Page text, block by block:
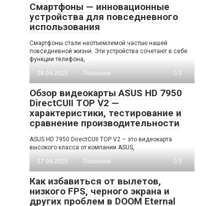
Смартфоны — инновационные
устройства для повседневного
использования
Смартфоны стали неотъемлемой частью нашей
повседневной жизни. Эти устройства сочетают в себе
функции телефона,
28.04.2025
Полезное 0
Обзор видеокарты ASUS HD 7950
DirectCUII TOP V2 —
характеристики, тестирование и
сравнение производительности
ASUS HD 7950 DirectCUII TOP V2 – это видеокарта
высокого класса от компании ASUS,
27.04.2025
Полезное 0
Как избавиться от вылетов,
низкого FPS, черного экрана и
других проблем в DOOM Eternal